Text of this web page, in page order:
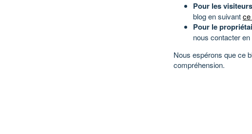
Pour les visiteurs
blog en suivantce
Pour le
nous contacter
Nous espérons que ce
compréhension.